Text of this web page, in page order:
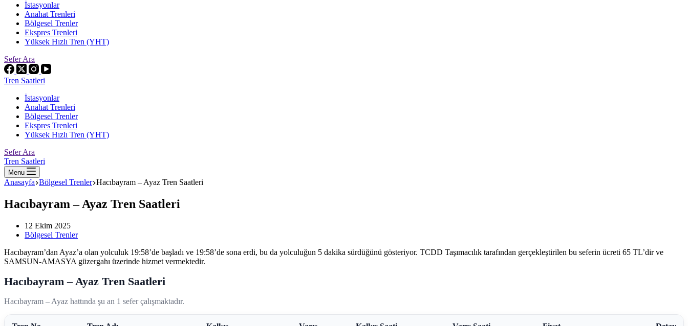
İstasyonlar
Anahat Trenleri
Bölgesel Trenler
Ekspres Trenleri
Yüksek Hızlı Tren (YHT)
Sefer Ara
Tren Saatleri
İstasyonlar
Anahat Trenleri
Bölgesel Trenler
Ekspres Trenleri
Yüksek Hızlı Tren (YHT)
Sefer Ara
Tren Saatleri
Menu
Anasayfa Bölgesel Trenler Hacıbayram – Ayaz Tren Saatleri
Hacıbayram – Ayaz Tren Saatleri
12 Ekim 2025
Bölgesel Trenler
Hacıbayram’dan Ayaz’a olan yolculuk 19:58’de başladı ve 19:58’de sona erdi, bu da yolculuğun 5 dakika sürdüğünü gösteriyor. TCDD Taşımacılık tarafından gerçekleştirilen bu seferin ücreti 65 TL’dir ve
SAMSUN-AMASYA güzergahı üzerinde hizmet vermektedir.
Hacıbayram – Ayaz Tren Saatleri
Hacıbayram – Ayaz hattında şu an 1 sefer çalışmaktadır.